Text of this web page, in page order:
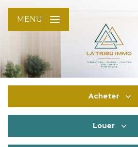
MENU
Acheter
De l'immo pro
Louer